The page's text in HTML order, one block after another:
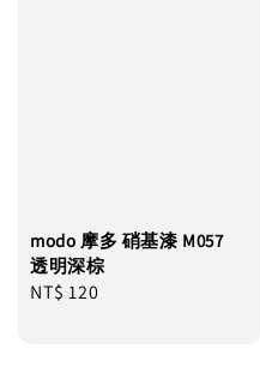
modo 摩多 硝基漆 M057
透明深棕
Regular
NT$ 120